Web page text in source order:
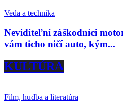
Veda a technika
Neviditeľní záškodníci
vám ticho ničí auto, kým...
KULTÚRA
Film, hudba a literatúra